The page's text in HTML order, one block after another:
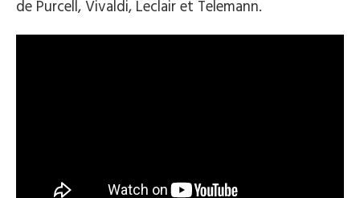
de Purcell, Vivaldi, Leclair et Telemann.